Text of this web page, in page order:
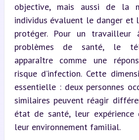
objective, mais aussi de la
individus évaluent le danger et
protéger. Pour un travailleur
problèmes de santé, le
apparaître comme une
risque d’infection. Cette
essentielle : deux personnes
similaires peuvent réagir
état de santé, leur
leur environnement familial.